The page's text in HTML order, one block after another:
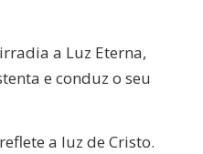
a Luz Eterna,
e conduz o seu
a luz de Cristo.